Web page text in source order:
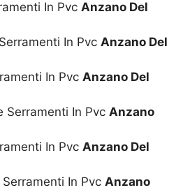
In Pvc Anzano Del
In Pvc Anzano Del
In Pvc Anzano Del
Serramenti In Pvc Anzano
In Pvc Anzano Del
In Pvc Anzano